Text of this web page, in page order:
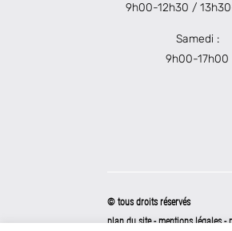
9h00-12h30 /
Samedi :
9h00-17h00
© tous droits réservés
plan du site-mentions légales-